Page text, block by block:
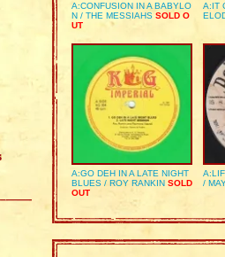
A:CONFUSION IN A BABYLO
N / THE MESSIAHS SOLD O
UT
A:IT
A:GO DEH IN A LATE NIGHT
BLUES / ROY RANKIN SOLD
OUT
/